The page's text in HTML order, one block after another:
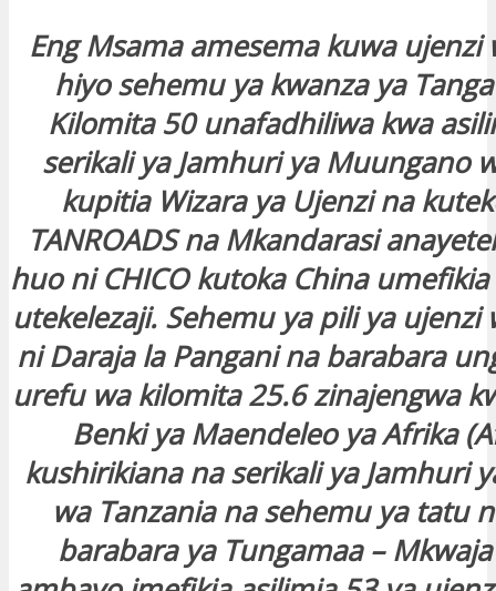
Eng Msama amesema kuwa ujenzi
hiyo sehemu ya kwanza ya
Kilomita 50 unafadhiliwa kwa
serikali ya Jamhuri ya Muungano
kupitia Wizara ya Ujenzi na
TANROADS na Mkandarasi
huo ni CHICO kutoka China
utekelezaji. Sehemu ya pili ya
ni Daraja la Pangani na barabara
urefu wa kilomita 25.6 zinajengwa
Benki ya Maendeleo ya Afrika
kushirikiana na serikali ya Jamhuri
wa Tanzania na sehemu ya tatu
barabara ya Tungamaa –